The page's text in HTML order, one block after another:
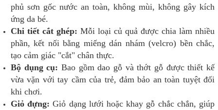
phủ sơn gốc nước an toàn, không mùi, không gây kích
ứng da bé.
Chi tiết cắt ghép: Mỗi loại củ quả được chia làm nhiều
phần, kết nối bằng miếng dán nhám (velcro) bền chắc,
tạo cảm giác "cắt" chân thực.
Bộ dụng cụ: Bao gồm dao gỗ và thớt gỗ được thiết kế
vừa vặn với tay cầm của trẻ, đảm bảo an toàn tuyệt đối
khi chơi.
Giỏ đựng: Giỏ dạng lưới hoặc khay gỗ chắc chắn, giúp